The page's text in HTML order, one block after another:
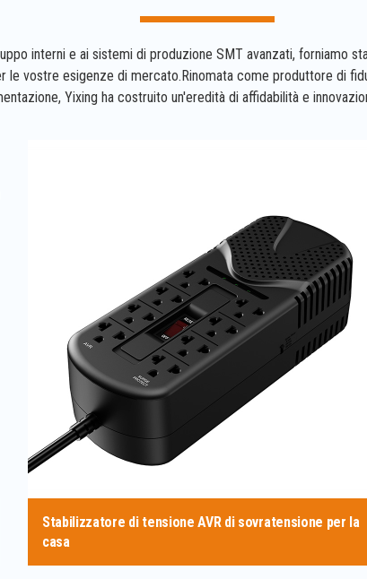
interni e ai sistemi di produzione SMT avanzati, forniamo
le vostre esigenze di mercato.Rinomata come produttore di
Yixing ha costruito un'eredità di affidabilità e
Stabilizzatore di tensione AVR di sovratensione per la
casa